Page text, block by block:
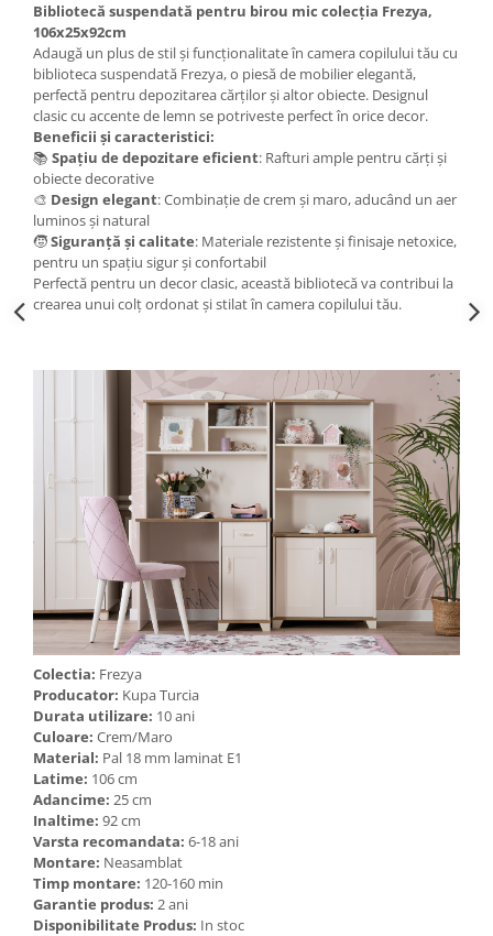
Bibliotecă suspendată pentru birou mic colecția Frezya,
106x25x92cm
Adaugă un plus de stil și funcționalitate în camera copilului tău cu
biblioteca suspendată Frezya, o piesă de mobilier elegantă,
perfectă pentru depozitarea cărților și altor obiecte. Designul
clasic cu accente de lemn se potriveste perfect în orice decor.
Beneficii și caracteristici:
📚 Spațiu de depozitare eficient: Rafturi ample pentru cărți și
obiecte decorative
🎨 Design elegant: Combinație de crem și maro, aducând un aer
luminos și natural
🧒Siguranță și calitate: Materiale rezistente și finisaje netoxice,
pentru un spațiu sigur și confortabil
Perfectă pentru un decor clasic, această bibliotecă va contribui la
crearea unui colț ordonat și stilat în camera copilului tău.
Colectia: Frezya
Producator: Kupa Turcia
Durata utilizare: 10 ani
Culoare: Crem/Maro
Material: Pal 18 mm laminat E1
Latime: 106 cm
Adancime: 25 cm
Inaltime: 92 cm
Varsta recomandata: 6-18 ani
Montare: Neasamblat
Timp montare: 120-160 min
Garantie produs: 2 ani
Disponibilitate Produs: In stoc